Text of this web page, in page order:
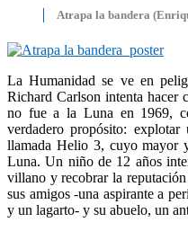
Atrapa la bandera
La Humanidad se ve en
Richard Carlson intenta hacer
no fue a la Luna en 1969,
verdadero propósito:
llamada Helio 3, cuyo mayor
Luna. Un niño de 12 años
villano y recobrar la
sus amigos -una aspirante a
y un lagarto- y su abuelo, un